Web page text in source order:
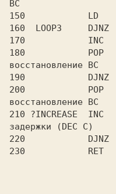
BC
150            LD
160  LOOP3
170            INC
180            POP
восстановление BC
190            DJNZ
200            POP
восстановление BC
210 ?INCREASE
задержки (DEC C)
220            DJNZ